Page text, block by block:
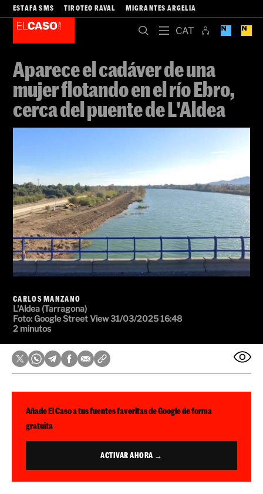
ESTAFA SMS TIROTEO RAVAL MIGRANTES ARGELIA
Aparece el cadáver de una
mujer flotando en el río Ebro,
cerca del puente de L'Aldea
CARLOS MANZANO
L'Aldea (Tarragona)
Foto: Google Street View31/03/2025 16:48
2 minutos
Añade El Caso a tus fuentes favoritas de Google de forma
gratuita
ACTIVAR AHORA →